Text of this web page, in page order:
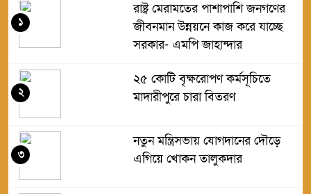
রাষ্ট্র মেরামতের পাশাপাশি জনগণের
জীবনমান উন্নয়নে কাজ করে যাচ্ছে
সরকার- এমপি জাহান্দার
১
২৫ কোটি বৃক্ষরোপণ কর্মসূচিতে
মাদারীপুরে চারা বিতরণ
২
নতুন মন্ত্রিসভায় যোগদানের দৌড়ে
এগিয়ে খোকন তালুকদার
৩